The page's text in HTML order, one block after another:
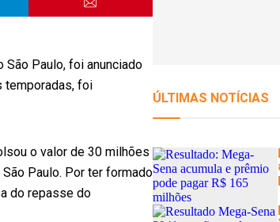
São Paulo, foi anunciado
temporadas, foi
o valor de 30 milhões
Paulo. Por ter formado
do repasse do